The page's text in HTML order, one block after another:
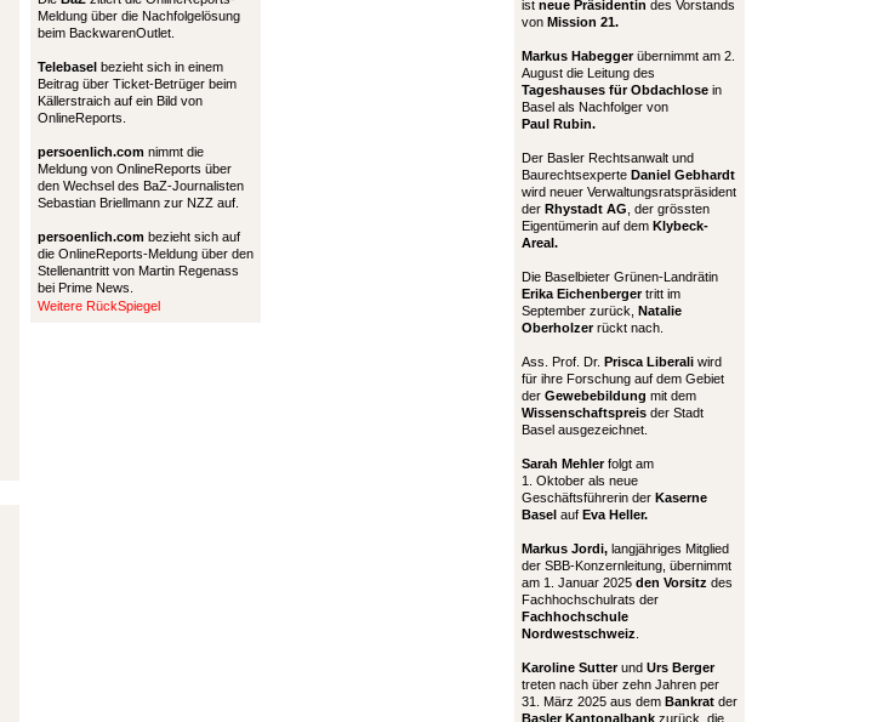
Meldung über die Nachfolgelösung
beim BackwarenOutlet.
Telebasel bezieht sich in einem
Beitrag über Ticket-Betrüger beim
Källerstraich auf ein Bild von
OnlineReports.
persoenlich.com nimmt die
Meldung von OnlineReports über
den Wechsel des BaZ-Journalisten
Sebastian Briellmann zur NZZ auf.
persoenlich.com bezieht sich auf
die OnlineReports-Meldung über den
Stellenantritt von Martin Regenass
bei Prime News.
Weitere RückSpiegel
ist neue Präsidentin des Vorstands
von Mission 21.
Markus Habeggerübernimmt am 2.
August die Leitung des
Tageshauses für Obdachlose in
Basel als Nachfolger von
Paul Rubin.
Der Basler Rechtsanwalt und
Baurechtsexperte Daniel Gebhardt
wird neuer Verwaltungsratspräsident
der Rhystadt AG , der grössten
Eigentümerin auf dem Klybeck-
Areal.
Die Baselbieter Grünen-Landrätin
Erika Eichenbergertritt im
September zurück, Natalie
Oberholzerrückt nach.
Ass. Prof. Dr. Prisca Liberali wird
für ihre Forschung auf dem Gebiet
der Gewebebildung mit dem
Wissenschaftspreis der Stadt
Basel ausgezeichnet.
Sarah Mehlerfolgt am
1. Oktober als neue
Geschäftsführerin der Kaserne
Basel auf Eva Heller.
Markus Jordi, langjähriges Mitglied
der SBB-Konzernleitung, übernimmt
am 1. Januar 2025 den Vorsitz des
Fachhochschulrats der
Fachhochschule
Nordwestschweiz
Karoline Sutterund Urs Berger
treten nach über zehn Jahren per
31. März 2025 aus dem Bankrat der
Basler Kantonalbank zurück, die